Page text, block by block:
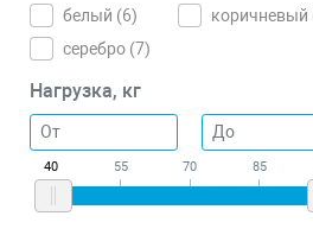
белый (6) коричневый
серебро (7)
Нагрузка, кг
40 55 70 85